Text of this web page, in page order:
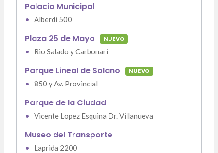
Palacio Municipal
• Alberdi 500
Plaza 25 de Mayo NUEVO
• Rio Salado y Carbonari
Parque Lineal de Solano NUEVO
• 850 y Av. Provincial
Parque de la Ciudad
• Vicente Lopez Esquina Dr. Villanueva
Museo del Transporte
• Laprida 2200